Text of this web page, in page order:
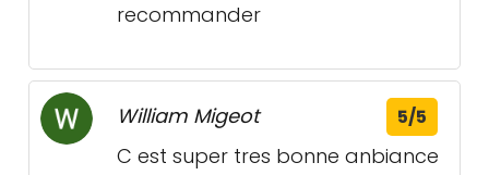
recommander
William Migeot 5/5
C est super tres bonne anbiance